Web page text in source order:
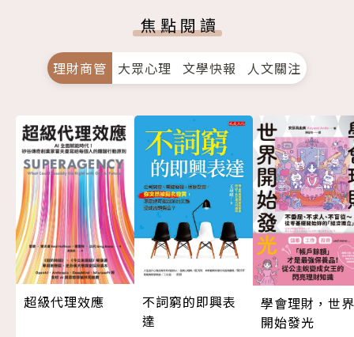
焦點閱讀
理財商管 大眾心理 文學快報 人文關注
超級代理效應
不詞窮的即興表
達
學會理財，世界
開始發光